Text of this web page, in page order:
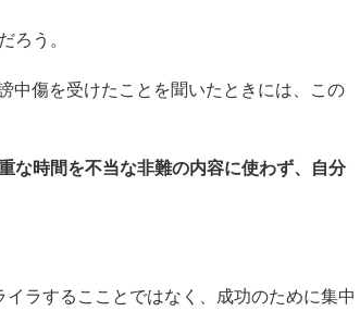
ろう。
中傷を受けたことを聞いたときには、この
な時間を不当な非難の内容に使わず、自分
ラするこことではなく、成功のために集中